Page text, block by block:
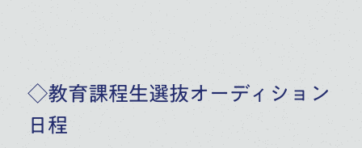
◇教育課程生選抜オーディション
日程